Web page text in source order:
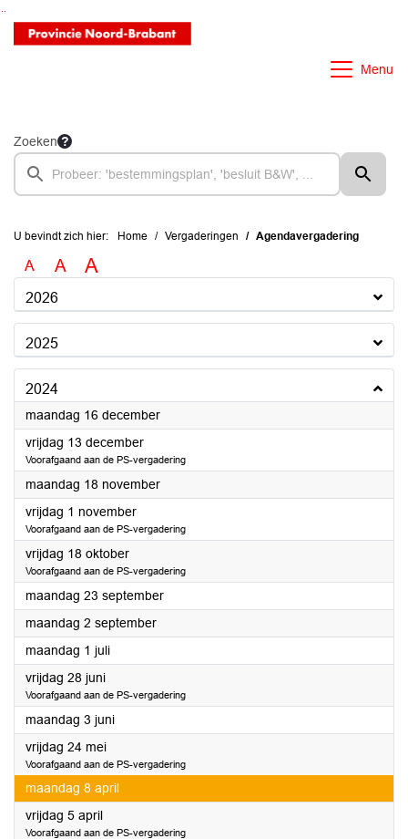
Ga naar de inhoud van deze pagina
Ga naar het zoeken
Ga naar het menu
Menu
Zoeken
U bevindt zich hier: Home Vergaderingen Agendavergadering
A A A
2026
2025
2024
maandag 16 december2024
vrijdag 13 december2024
Voorafgaand aan de PS-vergadering
maandag 18 november2024
vrijdag 1 november2024
Voorafgaand aan de PS-vergadering
vrijdag 18 oktober2024
Voorafgaand aan de PS-vergadering
maandag 23 september2024
maandag 2 september2024
maandag 1 juli2024
vrijdag 28 juni2024
Voorafgaand aan de PS-vergadering
maandag 3 juni2024
vrijdag 24 mei2024
Voorafgaand aan de PS-vergadering
maandag 8 april2024
vrijdag 5 april2024
Voorafgaand aan de PS-vergadering